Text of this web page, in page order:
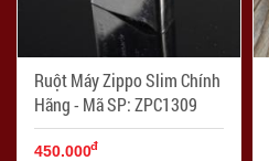
Ruột Máy Zippo Slim Chính
Hãng - Mã SP: ZPC1309
450.000đ